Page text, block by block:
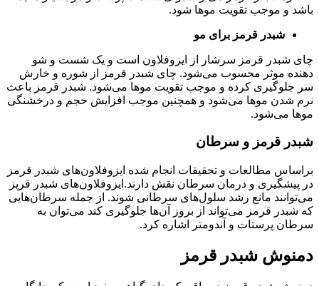
باشد و موجب تقویت موها شود.
شبدر قرمز برای مو
چای شبدر قرمز سرشار از ایزوفلاون است و یک شست و شو
دهنده موثر محسوب می‌شود. چای شبدر قرمز از شوره و خارش
سر جلوگیری کرده و موجب تقویت موها می‌شود. شبدر قرمز باعث
نرم شدن موها می‌شود و همچنین موجب افزایش حجم و درخشنگی
موها می‌شود.
شبدر قرمز و سرطان
براساس مطالعات و تحقیقات انجام شده ایزوفلاون‌های شبدر قرمز
در پیشگیری و درمان سرطان نقش دارند.ایزوفلاون‌های شبدر قرپز
می‌توانند مانع رشد سلول‌های سرطانی شوند. از جمله سرطان‌هایی
که شبدر قرمز می‌تواند از ‌بروز آن‌ها جلوگیری کند می‌توان به
سرطان پرستات و آندومتر اشاره کرد.
دمنوش شبدر قرمز